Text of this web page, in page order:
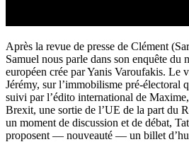
Après la revue de presse de Clément
Samuel nous parle dans son enquête du
européen crée par Yanis Varoufakis. Le
Jérémy, sur l’immobilisme pré-électoral
suivi par l’édito international de
Brexit, une sortie de l’UE de la part du
un moment de discussion et de débat,
proposent — nouveauté — un billet